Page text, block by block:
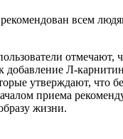
всем
отмечают,
Л-
утверждают, что
приема
жизни.